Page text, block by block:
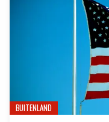
BUITENLAND